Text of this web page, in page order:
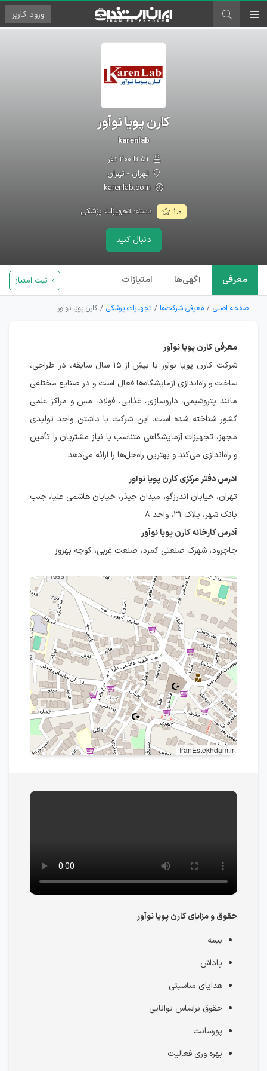
ورود کاربر
کارن پویا نوآور
karenlab
تهران - تهران
۱.۰ دسته: تجهیزات پزشکی
دنبال کنید
معرفی آگهی‌ها امتیازات ثبت امتیاز
صفحه اصلی معرفی شرکت‌ها تجهیزات پزشکی کارن پویا نوآور
معرفی کارن پویا نوآور
شرکت کارن پویا نوآور با بیش از ۱۵ سال سابقه، در طراحی،
ساخت و راه‌اندازی آزمایشگاه‌ها فعال است و در صنایع مختلفی
مانند پتروشیمی، داروسازی، غذایی، فولاد، مس و مراکز علمی
کشور شناخته شده است. این شرکت با داشتن واحد تولیدی
مجهز، تجهیزات آزمایشگاهی متناسب با نیاز مشتریان را تأمین
و راه‌اندازی می‌کند و بهترین راه‌حل‌ها را ارائه می‌دهد.
آدرس دفتر مرکزی کارن پویا نوآور
تهران، خیابان اندرزگو، میدان چیذر، خیابان هاشمی علیا، جنب
بانک شهر، پلاک ۳۱، واحد ۸
آدرس کارخانه کارن پویا نوآور
جاجرود، شهرک صنعتی کمرد، صنعت غربی، کوچه بهروز
IranEstekhdam.ir
حقوق و مزایای کارن پویا نوآور
بیمه
پاداش
هدایای مناسبتی
حقوق براساس توانایی
پورسانت
بهره وری فعالیت